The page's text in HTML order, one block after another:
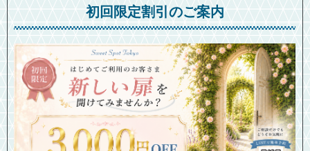
初回限定割引のご案内